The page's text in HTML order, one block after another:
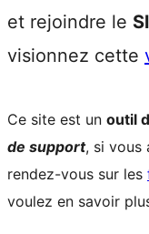
et rejoindre le
visionnez cette
Ce site est un outil
de support, si vous
rendez-vous sur les
voulez en savoir